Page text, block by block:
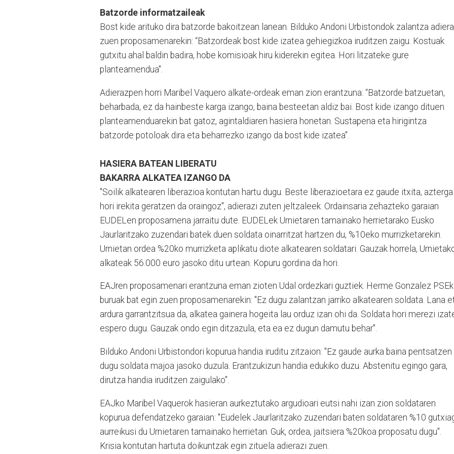
Batzorde informatzaileak
Bost kide arituko dira batzorde bakoitzean lanean. Bilduko Andoni Urbistondok zalantza
zuen proposamenarekin: “Batzordeak bost kide izatea gehiegizkoa iruditzen zaigu. Kostuak
gutxitu ahal baldin badira, hobe komisioak hiru kiderekin egitea. Hori litzateke gure
planteamendua".
Adierazpen horri Maribel Vaquero alkate-ordeak eman zion erantzuna: “Batzorde batzuetan,
beharbada, ez da hainbeste karga izango, baina besteetan aldiz bai. Bost kide izango dituen
planteamenduarekin bat gatoz, agintaldiaren hasiera honetan. Sustapena eta hirigintza
batzorde potoloak dira eta beharrezko izango da bost kide izatea".
HASIERA BATEAN LIBERATU
BAKARRA ALKATEA IZANGO DA
"Soilik alkatearen liberazioa kontutan hartu dugu. Beste liberazioetara ez gaude itxita,
hori irekita geratzen da oraingoz", adierazi zuten jeltzaleek. Ordainsaria zehazteko garaian
EUDELen proposamena jarraitu dute. EUDELek Urnietaren tamainako herrietarako Eusko
Jaurlaritzako zuzendari batek duen soldata oinarritzat hartzen du, %10eko murrizketarekin.
Urnietan ordea %20ko murrizketa aplikatu diote alkatearen soldatari. Gauzak horrela,
alkateak 56.000 euro jasoko ditu urtean. Kopuru gordina da hori.
EAJren proposamenari erantzuna eman zioten Udal ordezkari guztiek. Herme Gonzalez
buruak bat egin zuen proposamenarekin: "Ez dugu zalantzan jarriko alkatearen soldata. Lana
ardura garrantzitsua da, alkatea gainera hogeita lau orduz izan ohi da. Soldata hori merezi
espero dugu. Gauzak ondo egin ditzazula, eta ea ez dugun damutu behar".
Bilduko Andoni Urbistondori kopurua handia iruditu zitzaion: "Ez gaude aurka baina pentsatzen
dugu soldata majoa jasoko duzula. Erantzukizun handia edukiko duzu. Abstenitu egingo gara,
dirutza handia iruditzen zaigulako".
EAJko Maribel Vaquerok hasieran aurkeztutako argudioari eutsi nahi izan zion soldataren
kopurua defendatzeko garaian: "Eudelek Jaurlaritzako zuzendari baten soldataren %10
aurreikusi du Urnietaren tamainako herrietan. Guk, ordea, jaitsiera %20koa proposatu dugu".
Krisia kontutan hartuta doikuntzak egin zituela adierazi zuen.